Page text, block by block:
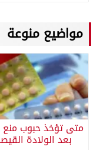
مواضيع منوعة
متى تؤخذ حبوب منع
بعد الولادة